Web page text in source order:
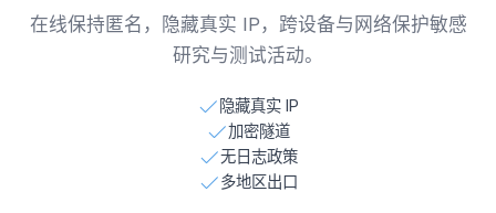
在线保持匿名，隐藏真实 IP，跨设备与网络保护敏感
研究与测试活动。
隐藏真实 IP
加密隧道
无日志政策
多地区出口